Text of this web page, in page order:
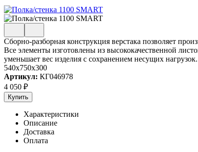
Сборно-разборная конструкция верстака позволяет
Все элементы изготовлены из высококачественной
уменьшает вес изделия с сохранением несущих нагрузок.
540x750x300
Артикул: КГ046978
4 050 ₽
Купить
Характеристики
Описание
Доставка
Оплата